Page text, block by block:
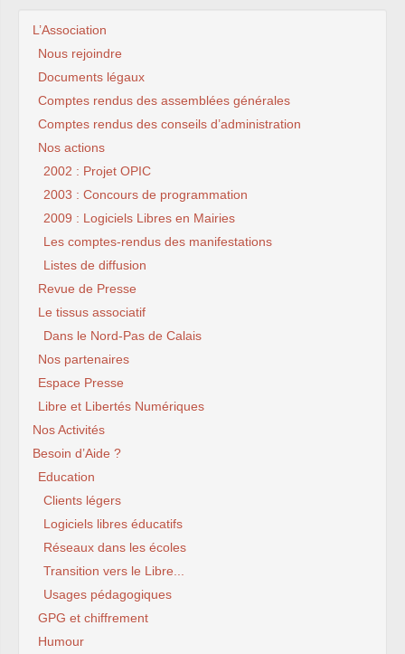
L’Association
Nous rejoindre
Documents légaux
Comptes rendus des assemblées générales
Comptes rendus des conseils d’administration
Nos actions
2002 : Projet OPIC
2003 : Concours de programmation
2009 : Logiciels Libres en Mairies
Les comptes-rendus des manifestations
Listes de diffusion
Revue de Presse
Le tissus associatif
Dans le Nord-Pas de Calais
Nos partenaires
Espace Presse
Libre et Libertés Numériques
Nos Activités
Besoin d’Aide ?
Education
Clients légers
Logiciels libres éducatifs
Réseaux dans les écoles
Transition vers le Libre...
Usages pédagogiques
GPG et chiffrement
Humour